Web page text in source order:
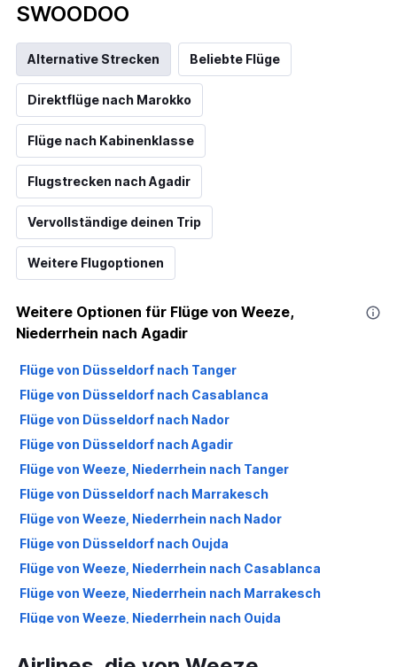
SWOODOO
Alternative Strecken Beliebte Flüge
Direktflüge nach Marokko
Flüge nach Kabinenklasse
Flugstrecken nach Agadir
Vervollständige deinen Trip
Weitere Flugoptionen
Weitere Optionen für Flüge von Weeze,
Niederrhein nach Agadir
Flüge von Düsseldorf nach Tanger
Flüge von Düsseldorf nach Casablanca
Flüge von Düsseldorf nach Nador
Flüge von Düsseldorf nach Agadir
Flüge von Weeze, Niederrhein nach Tanger
Flüge von Düsseldorf nach Marrakesch
Flüge von Weeze, Niederrhein nach Nador
Flüge von Düsseldorf nach Oujda
Flüge von Weeze, Niederrhein nach Casablanca
Flüge von Weeze, Niederrhein nach Marrakesch
Flüge von Weeze, Niederrhein nach Oujda